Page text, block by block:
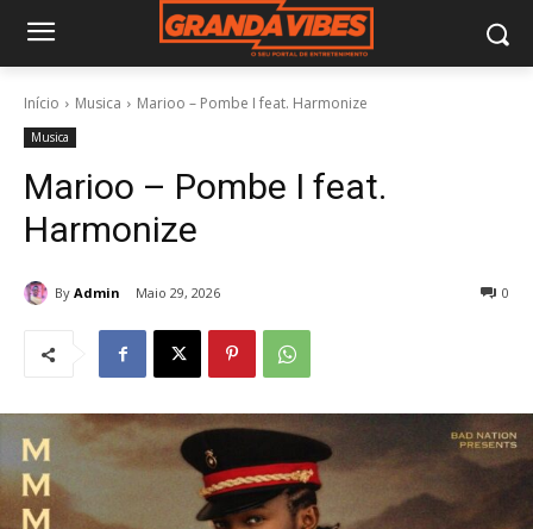
Início Musica Marioo – Pombe I feat. Harmonize
Musica
Marioo – Pombe I feat.
Harmonize
By Admin Maio 29, 2026 0